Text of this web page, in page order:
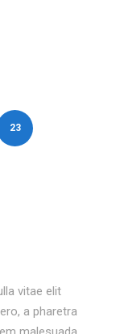
23
vitae elit
a pharetra